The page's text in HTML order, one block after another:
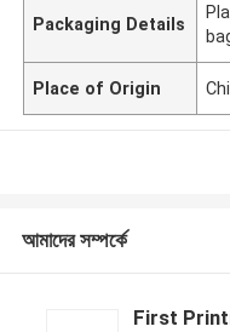
Packaging Details
Place of Origin
আমাদের সম্পর্কে
First